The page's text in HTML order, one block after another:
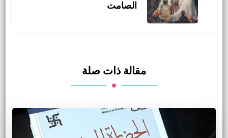
الصامت
مقالة ذات صلة